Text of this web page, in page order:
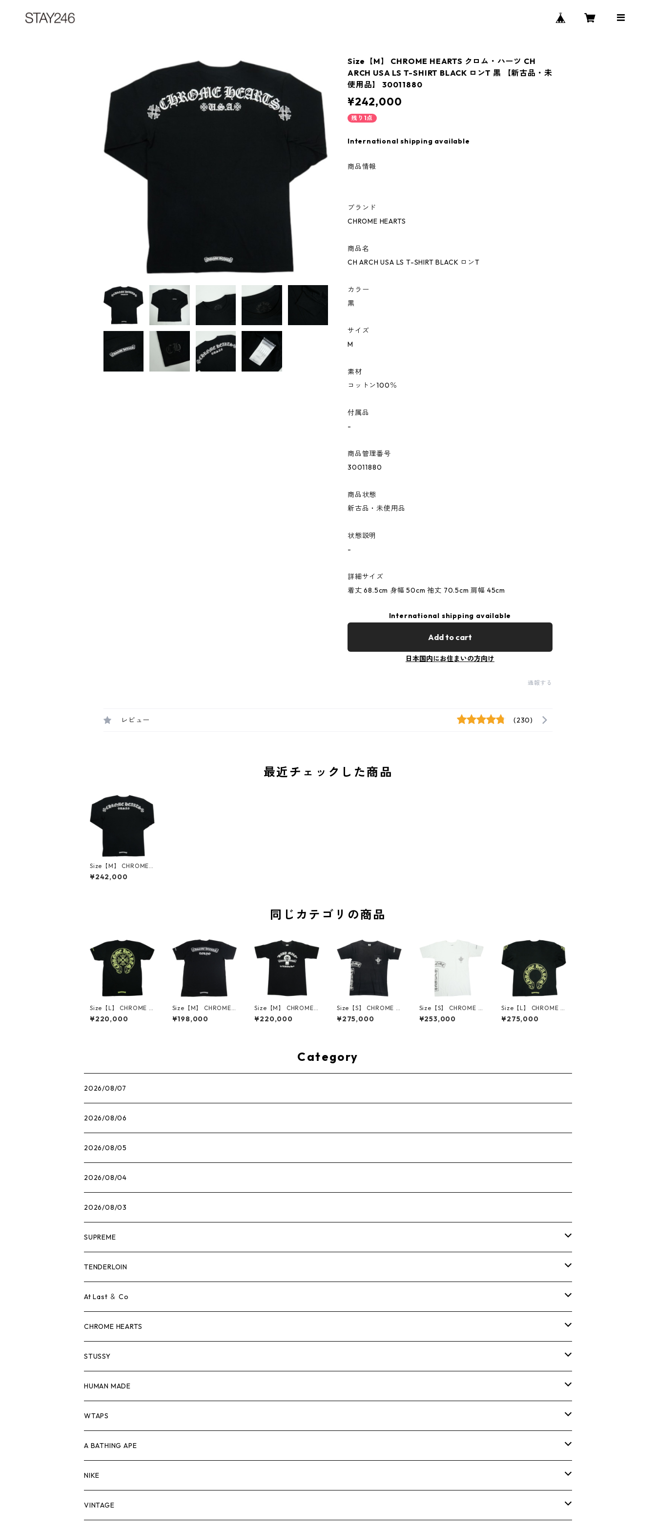
Size【M】 CHROME HEARTS クロム・ハーツ CH
ARCH USA LS T-SHIRT BLACK ロンT 黒 【新古品・未
使用品】 30011880
¥242,000
残り1点
International shipping available
商品情報
ブランド
CHROME HEARTS
商品名
CH ARCH USA LS T-SHIRT BLACK ロンT
カラー
黒
サイズ
M
素材
コットン100％
付属品
-
商品管理番号
30011880
商品状態
新古品・未使用品
状態説明
-
詳細サイズ
着丈 68.5cm 身幅 50cm 袖丈 70.5cm 肩幅 45cm
International shipping available
Add to cart
日本国内にお住まいの方向け
通報する
レビュー (230)
最近チェックした商品
Size【M】 CHROME
HEARTS クロム・ハー
ツ CH ARCH USA LS T
¥242,000
同じカテゴリの商品
Size【L】 CHROME H
EARTS クロム・ハーツ
HORSESHOE S/S TEE
¥220,000
Size【M】 CHROME
HEARTS クロム・ハー
ツ TOKYO SCROLL SS
¥198,000
Size【M】 CHROME
HEARTS クロム・ハー
ツ × A BATHING APE
¥220,000
Size【S】 CHROME H
EARTS クロム・ハーツ
T-BAR S/S TEE BLAC
¥275,000
Size【S】 CHROME H
EARTS クロム・ハーツ
T-BAR S/S TEE WHIT
¥253,000
Size【L】 CHROME H
EARTS クロム・ハーツ
HORSESHOE L/S TEE
¥275,000
Category
2026/08/07
2026/08/06
2026/08/05
2026/08/04
2026/08/03
SUPREME
Tシャツ
ロンTEE
スウェット/ニット
シャツ
ジャケット
パンツ
キャップ・ハット
バッグ
シューズ
TENDERLOIN
Tシャツ
ロンTEE
スウェット/ニット
シャツ
ジャケット
パンツ
キャップ・ハット
バッグ
At Last ＆ Co
Tシャツ
ロンTEE
スウェット/ニット
シャツ
ジャケット
パンツ
キャップ・ハット
CHROME HEARTS
Tシャツ
ロンTEE
スウェット/ニット
シャツ
ジャケット
パンツ
STUSSY
Tシャツ
ロンTEE
スウェット/ニット
シャツ
ジャケット
HUMAN MADE
Tシャツ
ロンT
スウェット/ニット
シャツ
WTAPS
Tシャツ
ロンTEE
スウェット/ニット
A BATHING APE
Tシャツ
ロンTEE
NIKE
シューズ
VINTAGE